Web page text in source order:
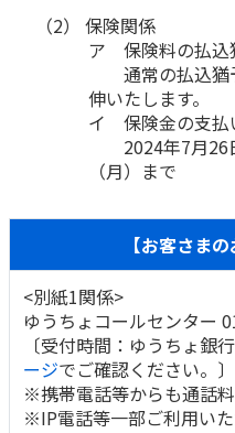
（2） 保険関係
ア 保険料の払込
通常の払込猶
伸いたします。
イ 保険金の支払
2024年7月26
（月）まで
【お客さま
<別紙1関係>
ゆうちょコールセンター
〔受付時間：ゆうちょ銀
ージでご確認ください。〕
※携帯電話等からも通話料
※IP電話等一部ご利用いた